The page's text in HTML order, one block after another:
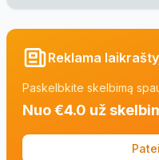
Reklama
Paskelbkite skelbimą
Nuo €4.0 už